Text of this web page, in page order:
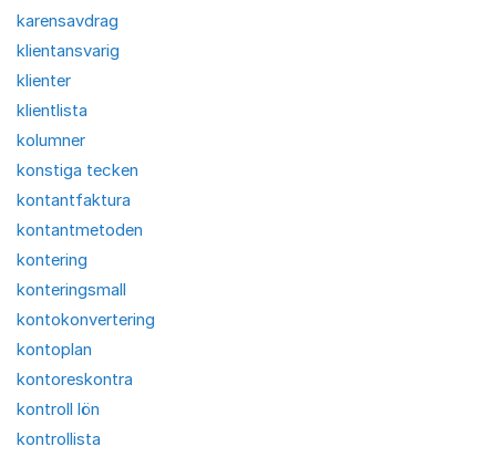
karensavdrag
klientansvarig
klienter
klientlista
kolumner
konstiga tecken
kontantfaktura
kontantmetoden
kontering
konteringsmall
kontokonvertering
kontoplan
kontoreskontra
kontroll lön
kontrollista